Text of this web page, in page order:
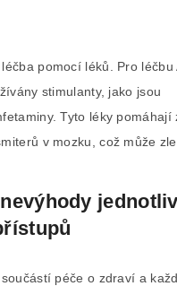
pomocí léků. Pro léčbu
stimulanty, jako jsou
Tyto léky pomáhají
v mozku, což může
péče o zdraví a